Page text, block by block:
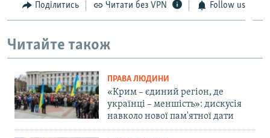
Поділитись Читати без VPN Follow us
Читайте також
ПРАВА ЛЮДИНИ
«Крим – єдиний регіон, де
українці – меншість»: дискусія
навколо нової пам'ятної дати